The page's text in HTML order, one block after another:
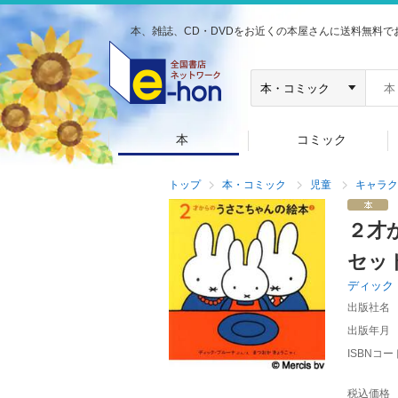
本、雑誌、CD・DVDをお近くの本屋さんに送料無料で
本 コミック
トップ 本・コミック 児童 キャラ
２
セッ
ディック
出版社名
出版年月
ISBNコー
税込価格